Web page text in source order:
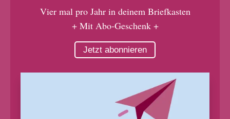
Vier mal pro Jahr in deinem Briefkasten
+ Mit Abo-Geschenk +
Jetzt abonnieren